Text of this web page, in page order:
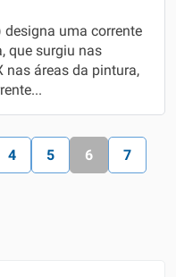
designa uma corrente
que surgiu nas
nas áreas da pintura,
4 5 6 7